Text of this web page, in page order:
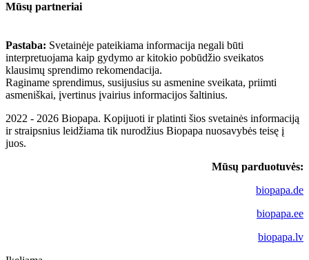
Mūsų partneriai
Pastaba: Svetainėje pateikiama informacija negali būti
interpretuojama kaip gydymo ar kitokio pobūdžio sveikatos
klausimų sprendimo rekomendacija.
Raginame sprendimus, susijusius su asmenine sveikata, priimti
asmeniškai, įvertinus įvairius informacijos šaltinius.
2022 - 2026 Biopapa. Kopijuoti ir platinti šios svetainės informaciją
ir straipsnius leidžiama tik nurodžius Biopapa nuosavybės teisę į
juos.
Mūsų parduotuvės:
biopapa.de
biopapa.ee
biopapa.lv